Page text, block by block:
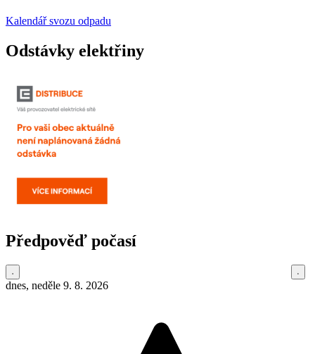
Kalendář svozu odpadu
Odstávky elektřiny
Předpověď počasí
dnes, neděle 9. 8. 2026